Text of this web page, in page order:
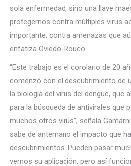
sola enfermedad, sino una llave
protegernos contra múltiples virus
importante, contra amenazas que
enfatiza Oviedo-Rouco.
“Este trabajo es el corolario de 20
comenzó con el descubrimiento de
la biología del virus del dengue, que
para la búsqueda de antivirales que
muchos otros virus”, señala
sabe de antemano el impacto que
descubrimientos. Pueden pasar
vemos su aplicación, pero así